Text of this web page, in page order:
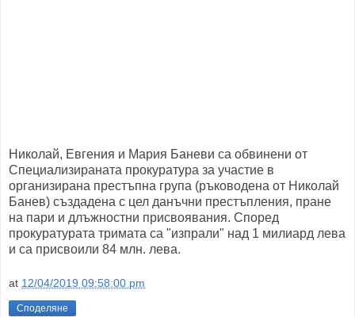
Николай, Евгения и Мария Баневи са обвинени от
Специализираната прокуратура за участие в
организирана престъпна група (ръководена от Николай
Банев) създадена с цел данъчни престъпления, пране
на пари и длъжностни присвоявания. Според
прокуратурата тримата са "изпрали" над 1 милиард лева
и са присвоили 84 млн. лева.
at 12/04/2019 09:58:00 pm
Споделяне